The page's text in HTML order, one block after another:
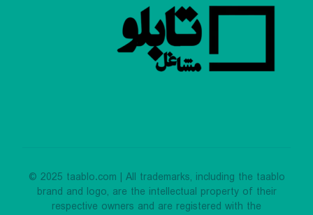
© 2025 taablo.com | All trademarks, including the taablo
brand and logo, are the intellectual property of their
respective owners and are registered with the